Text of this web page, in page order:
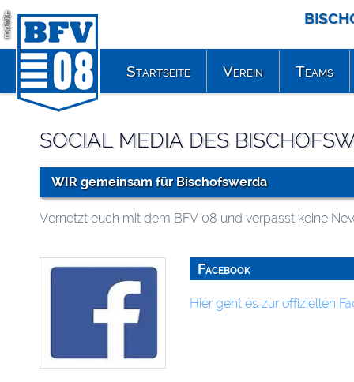
mobile
SOCIAL MEDIA DES
WIR gemeinsam für Bischofswerda
Vernetzt euch mit dem BFV 08 und verpasst keine
Facebook
Hier geht es zur offiziellen
Startseite Verein Teams